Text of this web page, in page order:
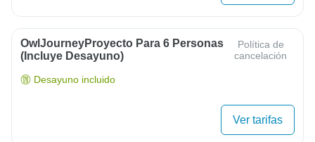
OwlJourneyProyecto Para 6 Personas
(Incluye Desayuno)
Política de
cancelación
Desayuno incluido
Ver tarifas